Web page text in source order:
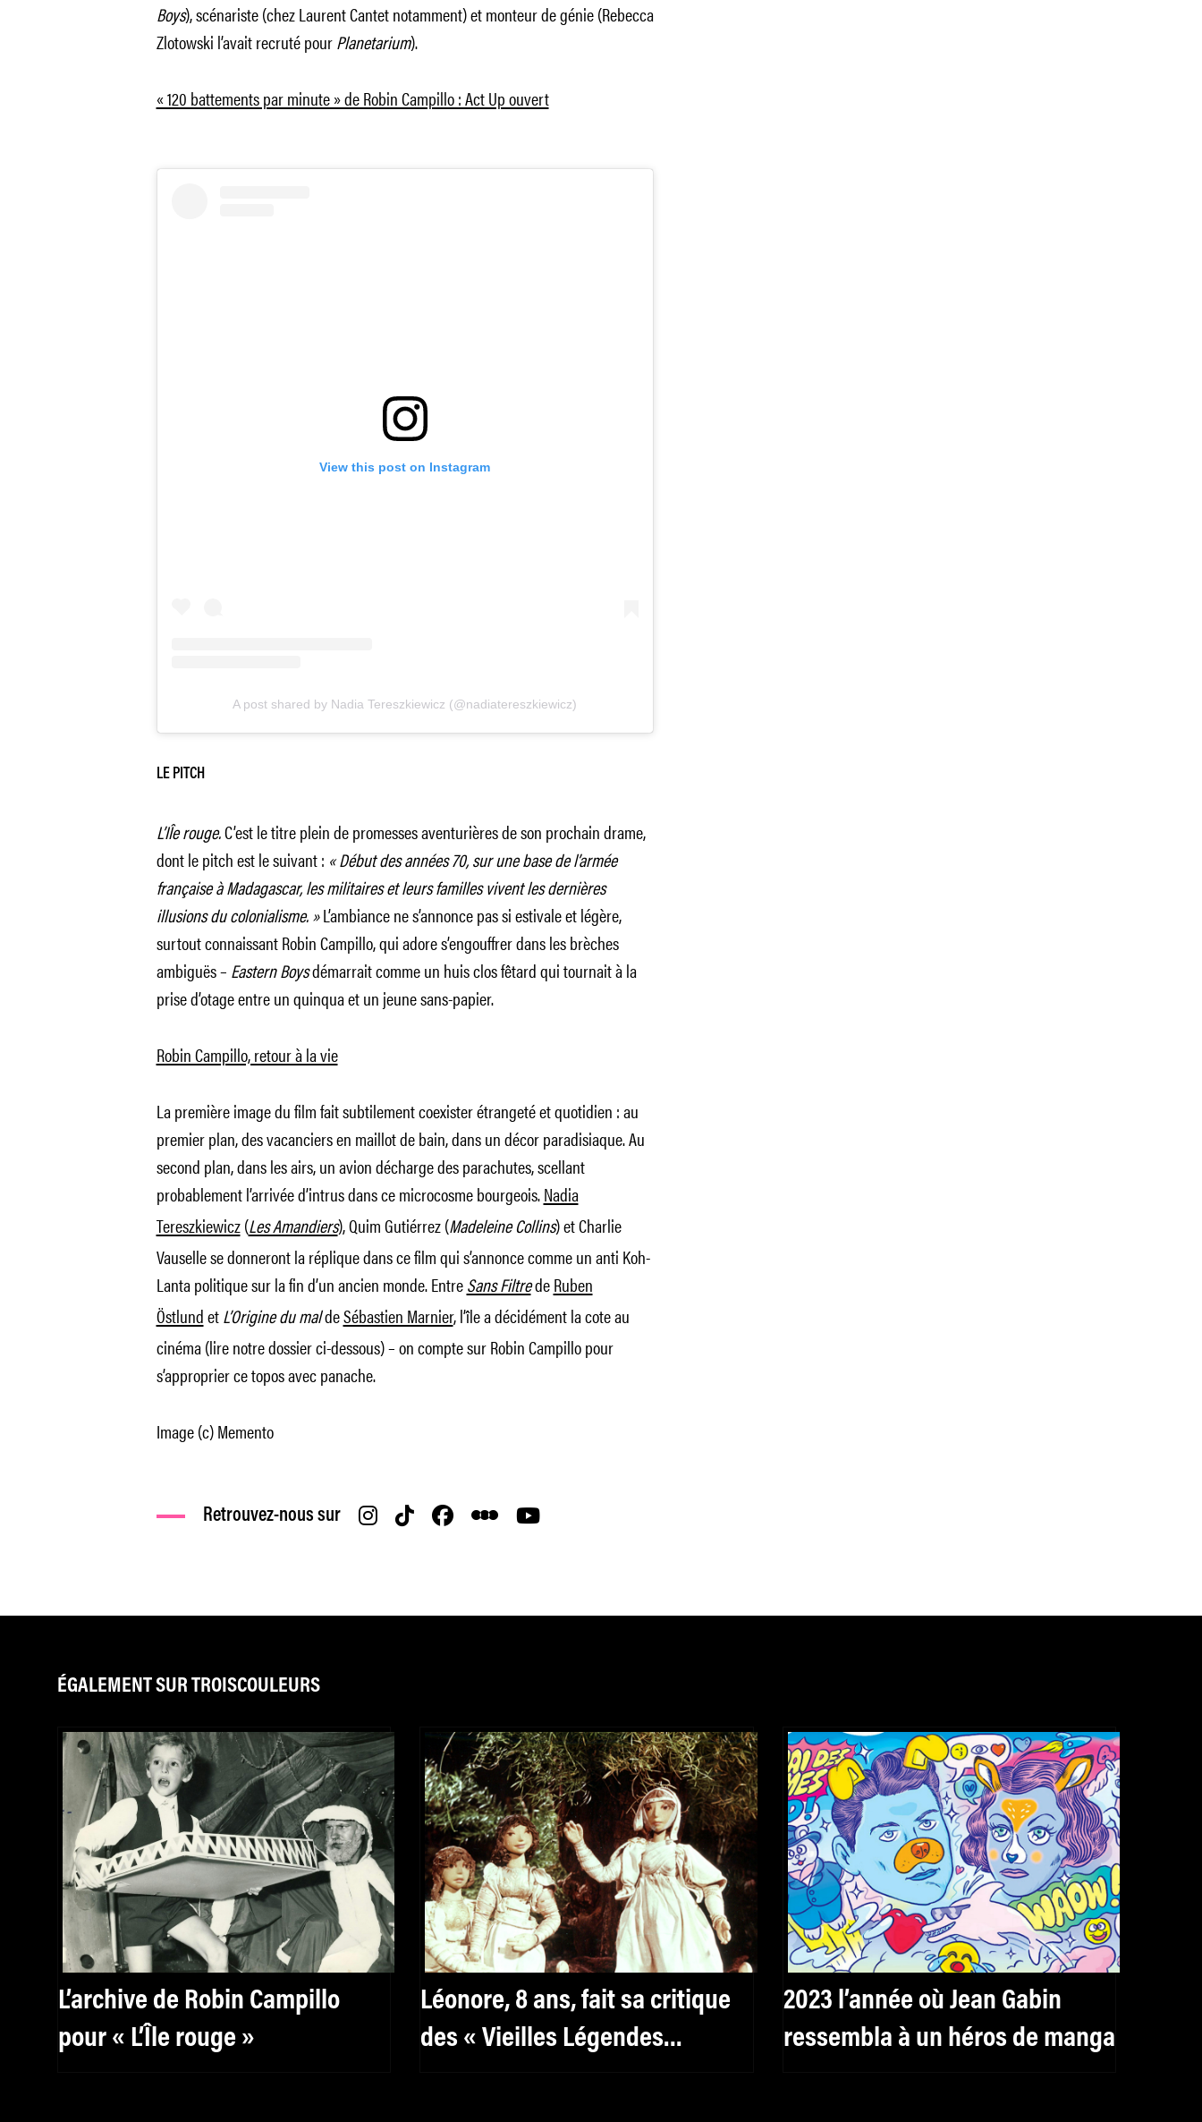
Boys), scénariste (chez Laurent Cantet notamment) et monteur de génie (Rebecca
Zlotowski l’avait recruté pourPlanetarium).
« 120 battements par minute » de Robin Campillo : Act Up ouvert
View this post on Instagram
A post shared by Nadia Tereszkiewicz (@nadiatereszkiewicz)
LE PITCH
L’IÎe rouge.C’est le titre plein de promesses aventurières de son prochain drame,
dont le pitch est le suivant : « Début des années 70, sur une base de l’armée
française à Madagascar, les militaires et leurs familles vivent les dernières
illusions du colonialisme. »L’ambiance ne s’annonce pas si estivale et légère,
surtout connaissant Robin Campillo, qui adore s’engouffrer dans les brèches
ambiguës – Eastern Boysdémarrait comme un huis clos fêtard qui tournait à la
prise d’otage entre un quinqua et un jeune sans-papier.
Robin Campillo, retour à la vie
La première image du film fait subtilement coexister étrangeté et quotidien : au
premier plan, des vacanciers en maillot de bain, dans un décor paradisiaque. Au
second plan, dans les airs, un avion décharge des parachutes, scellant
probablement l’arrivée d’intrus dans ce microcosme bourgeois.Nadia
Tereszkiewicz(Les Amandiers), Quim Gutiérrez (Madeleine Collins) et Charlie
Vauselle se donneront la réplique dans ce film qui s’annonce comme un anti Koh-
Lanta politique sur la fin d’un ancien monde. EntreSans FiltredeRuben
ÖstlundetL’Origine du maldeSébastien Marnier, l’île a décidément la cote au
cinéma (lire notre dossier ci-dessous) – on compte sur Robin Campillo pour
s’approprier ce topos avec panache.
Image (c) Memento
Retrouvez-nous sur
ÉGALEMENT SUR TROISCOULEURS
L’archive de Robin Campillo
pour « L’Île rouge »
Léonore, 8 ans, fait sa critique
des « Vieilles Légendes
2023 l’année où Jean Gabin
ressembla à un héros de manga